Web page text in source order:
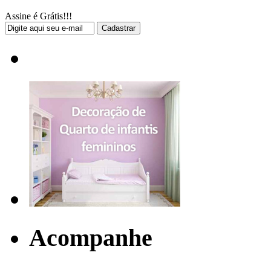
Assine é Grátis!!!
Acompanhe